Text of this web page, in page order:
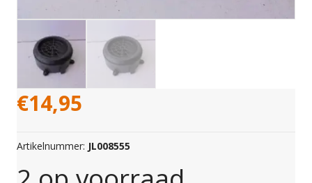
€14,95
Artikelnummer: JL008555